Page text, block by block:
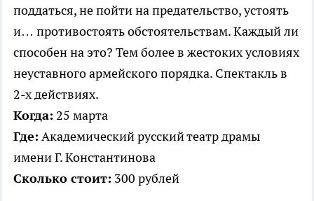
поддаться, не пойти на предательство, устоять
и… противостоять обстоятельствам. Каждый ли
способен на это? Тем более в жестоких условиях
неуставного армейского порядка. Спектакль в
2-х действиях.
Когда: 25 марта
Где: Академический русский театр драмы
имени Г. Константинова
Сколько стоит: 300 рублей